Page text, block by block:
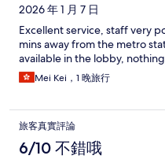
2026 年 1 月 7 日
Excellent service, staff very
mins away from the metro
available in the lobby,
Mei Kei，1 晚旅行
旅客真實評論
6/10 不錯哦